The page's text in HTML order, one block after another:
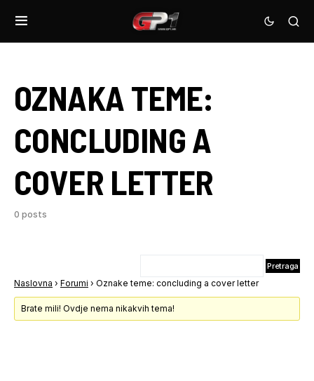
OZNAKA TEME:
CONCLUDING A
COVER LETTER
0 posts
Naslovna › Forumi › Oznake teme: concluding a cover letter
Brate mili! Ovdje nema nikakvih tema!